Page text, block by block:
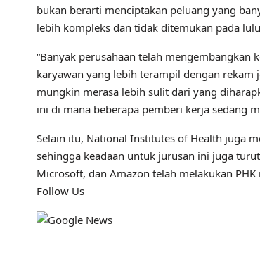
bukan berarti menciptakan peluang yang
lebih kompleks dan tidak ditemukan pada
“Banyak perusahaan telah
karyawan yang lebih terampil dengan
mungkin merasa lebih sulit dari yang
ini di mana beberapa pemberi kerja sedang
Selain itu, National Institutes of Health juga
sehingga keadaan untuk jurusan ini juga
Microsoft, dan Amazon telah melakukan
Follow Us